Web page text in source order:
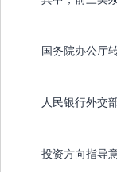
国务院办公厅
人民银行外交
投资方向指导